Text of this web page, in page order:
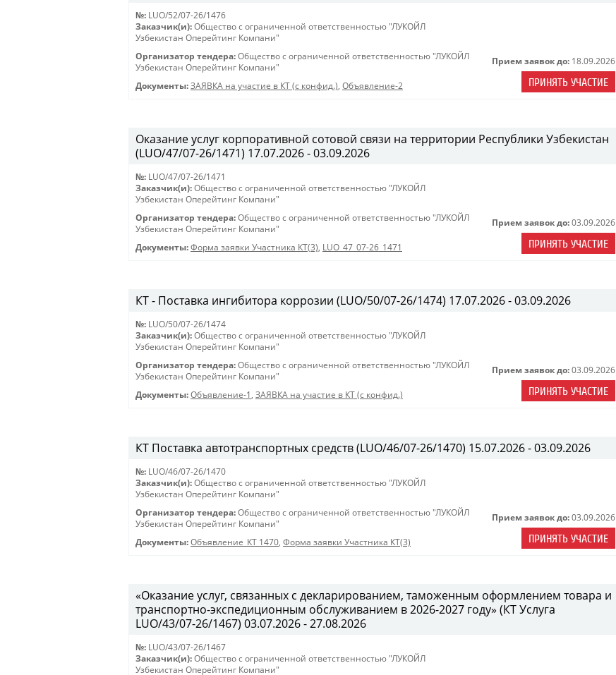
№: LUO/52/07-26/1476
Заказчик(и): Общество с ограниченной ответственностью "ЛУКОЙЛ
Узбекистан Оперейтинг Компани"
Организатор тендера: Общество с ограниченной ответственностью "ЛУКОЙЛ
Узбекистан Оперейтинг Компани"
Документы: ЗАЯВКА на участие в КТ (с конфид.), Объявление-2
Прием заявок до: 18.09.2026
ПРИНЯТЬ УЧАСТИЕ
Оказание услуг корпоративной сотовой связи на территории Республики Узбекистан
(LUO/47/07-26/1471) 17.07.2026 - 03.09.2026
№: LUO/47/07-26/1471
Заказчик(и): Общество с ограниченной ответственностью "ЛУКОЙЛ
Узбекистан Оперейтинг Компани"
Организатор тендера: Общество с ограниченной ответственностью "ЛУКОЙЛ
Узбекистан Оперейтинг Компани"
Документы: Форма заявки Участника КТ(3), LUO_47_07-26_1471
Прием заявок до: 03.09.2026
ПРИНЯТЬ УЧАСТИЕ
КТ - Поставка ингибитора коррозии (LUO/50/07-26/1474) 17.07.2026 - 03.09.2026
№: LUO/50/07-26/1474
Заказчик(и): Общество с ограниченной ответственностью "ЛУКОЙЛ
Узбекистан Оперейтинг Компани"
Организатор тендера: Общество с ограниченной ответственностью "ЛУКОЙЛ
Узбекистан Оперейтинг Компани"
Документы: Объявление-1 , ЗАЯВКА на участие в КТ (с конфид.)
Прием заявок до: 03.09.2026
ПРИНЯТЬ УЧАСТИЕ
КТ Поставка автотранспортных средств (LUO/46/07-26/1470) 15.07.2026 - 03.09.2026
№: LUO/46/07-26/1470
Заказчик(и): Общество с ограниченной ответственностью "ЛУКОЙЛ
Узбекистан Оперейтинг Компани"
Организатор тендера: Общество с ограниченной ответственностью "ЛУКОЙЛ
Узбекистан Оперейтинг Компани"
Документы: Объявление_КТ 1470, Форма заявки Участника КТ(3)
Прием заявок до: 03.09.2026
ПРИНЯТЬ УЧАСТИЕ
«Оказание услуг, связанных с декларированием, таможенным оформлением товара и
транспортно-экспедиционным обслуживанием в 2026-2027 году» (КТ Услуга
LUO/43/07-26/1467) 03.07.2026 - 27.08.2026
№: LUO/43/07-26/1467
Заказчик(и): Общество с ограниченной ответственностью "ЛУКОЙЛ
Узбекистан Оперейтинг Компани"